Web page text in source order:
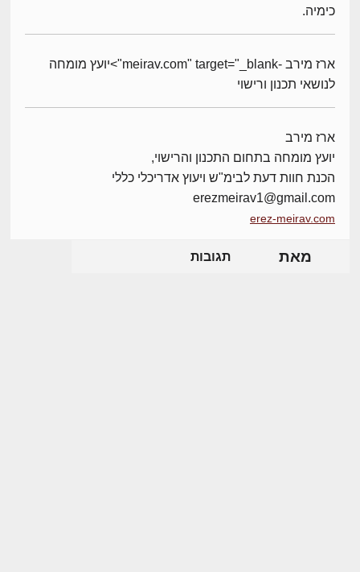
כימיה.
ארז מירב -meirav.com" target="_blank">יועץ מומחה
לנושאי תכנון ורישוי
ארז מירב
יועץ מומחה בתחום התכנון והרישוי,
הכנת חוות דעת לבימ"ש ויעוץ אדריכלי כללי
erezmeirav1@gmail.com
erez-meirav.com
מאת תגובות